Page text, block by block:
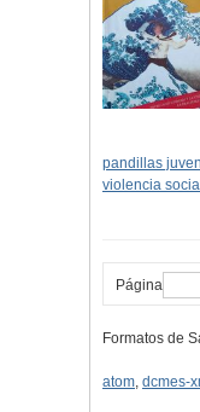
pandillas
violencia social
Página
Formatos de
atom, dcmes-